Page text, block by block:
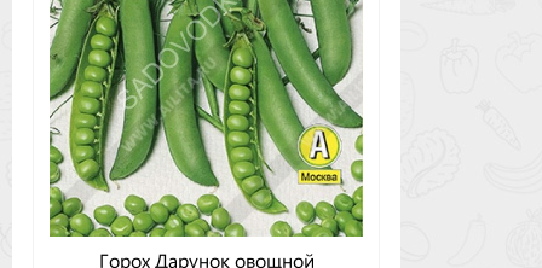
Горох Дарунок овощной